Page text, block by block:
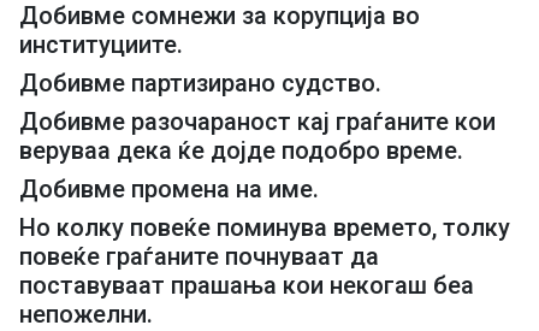
Добивме сомнежи за корупција во
институциите.
Добивме партизирано судство.
Добивме разочараност кај граѓаните кои
веруваа дека ќе дојде подобро време.
Добивме промена на име.
Но колку повеќе поминува времето, толку
повеќе граѓаните почнуваат да
поставуваат прашања кои некогаш беа
непожелни.